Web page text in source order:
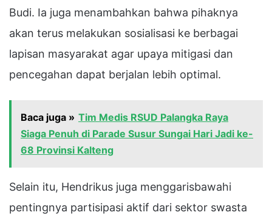
Budi. Ia juga menambahkan bahwa pihaknya
akan terus melakukan sosialisasi ke berbagai
lapisan masyarakat agar upaya mitigasi dan
pencegahan dapat berjalan lebih optimal.
Baca juga » Tim Medis RSUD Palangka Raya
Siaga Penuh di Parade Susur Sungai Hari Jadi ke-
68 Provinsi Kalteng
Selain itu, Hendrikus juga menggarisbawahi
pentingnya partisipasi aktif dari sektor swasta